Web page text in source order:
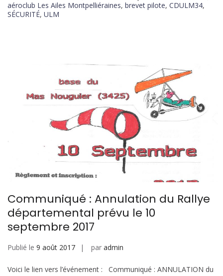
aéroclub Les Ailes Montpelliéraines, brevet pilote, CDULM34,
SÉCURITÉ, ULM
Communiqué : Annulation du Rallye
départemental prévu le 10
septembre 2017
Publié le 9 août 2017 par admin
Voici le lien vers l’événement : Communiqué : ANNULATION du